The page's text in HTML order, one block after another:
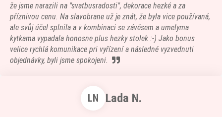
že jsme narazili na "svatbusradosti", dekorace hezké a za
příznivou cenu. Na slavobrane už je znát, že byla vice používaná,
ale svůj účel splnila a v kombinaci se závěsem a umelyma
kytkama vypadala honosne plus hezky stolek :-) Jako bonus
velice rychlá komunikace pri vyřízení a následné vyzvednuti
objednávky, byli jsme spokojeni.
LN Lada N.